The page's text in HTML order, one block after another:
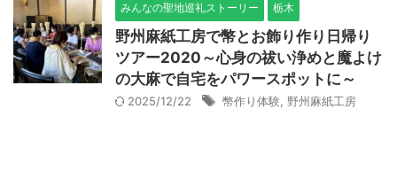
みんなの聖地巡礼ストーリー 栃木
野州麻紙工房で幣とお飾り作り日帰り
ツアー2020～心身の祓い浄めと魔よけ
の大麻で自宅をパワースポットに～
2025/12/22 幣作り体験 野州麻紙工房